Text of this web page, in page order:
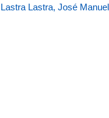
Lastra Lastra, José Manuel